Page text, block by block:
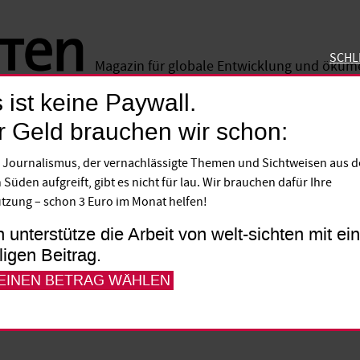
Magazin für globale Entwicklung und
Mitteln viel
eine Enkelin von nach Argentinien
in Armenvierteln von Buenos Aires
Grenzen Deutschland. Ihr ist wichtig,
ist keine Paywall.
Geld brauchen wir schon:
Journalismus, der vernachlässigte Themen und Sichtweisen aus
Süden aufgreift, gibt es nicht für lau. Wir brauchen dafür Ihre
– schon 3 Euro im Monat helfen!
unterstütze die Arbeit von welt-sichten mit
Beitrag.
BETRAG WÄHLEN